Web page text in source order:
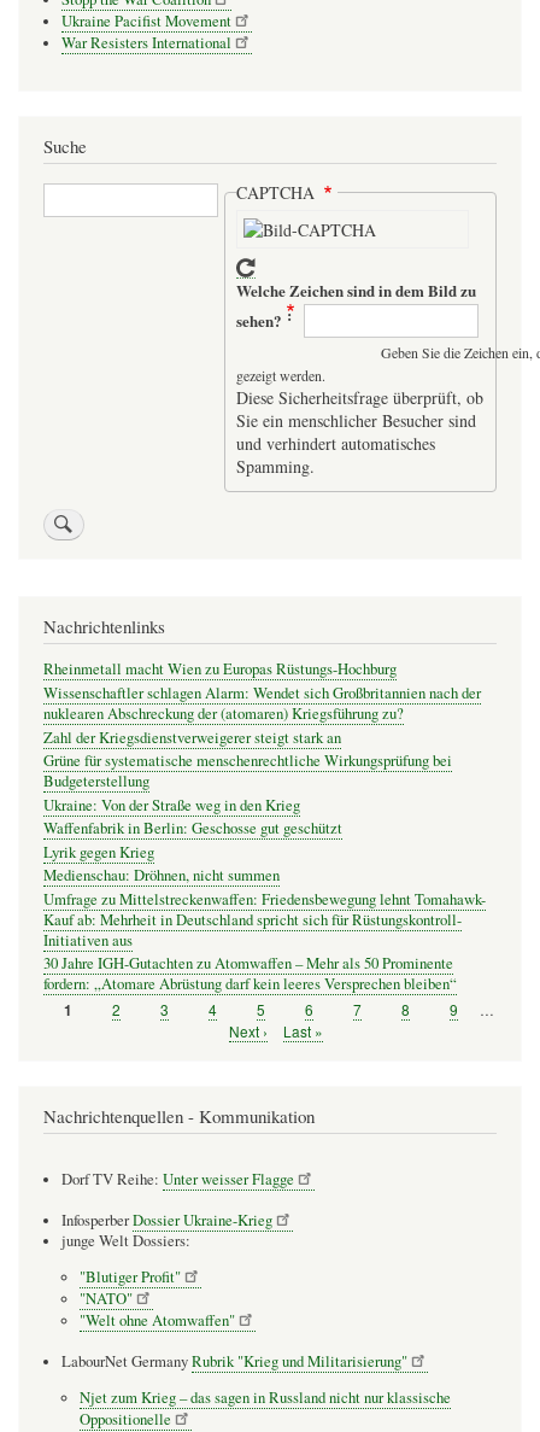
Ukraine Pacifist Movement
War Resisters International
Suche
Suche CAPTCHA
Welche Zeichen sind in dem Bild zu
sehen?
Geben Sie die Zeichen
gezeigt werden.
Diese Sicherheitsfrage überprüft, ob
Sie ein menschlicher Besucher sind
und verhindert automatisches
Spamming.
Nachrichtenlinks
Rheinmetall macht Wien zu Europas Rüstungs-Hochburg
Wissenschaftler schlagen Alarm: Wendet sich Großbritannien nach der
nuklearen Abschreckung der (atomaren) Kriegsführung zu?
Zahl der Kriegsdienstverweigerer steigt stark an
Grüne für systematische menschenrechtliche Wirkungsprüfung bei
Budgeterstellung
Ukraine: Von der Straße weg in den Krieg
Waffenfabrik in Berlin: Geschosse gut geschützt
Lyrik gegen Krieg
Medienschau: Dröhnen, nicht summen
Umfrage zu Mittelstreckenwaffen: Friedensbewegung lehnt Tomahawk-
Kauf ab: Mehrheit in Deutschland spricht sich für Rüstungskontroll-
Initiativen aus
30 Jahre IGH-Gutachten zu Atomwaffen – Mehr als 50 Prominente
fordern: „Atomare Abrüstung darf kein leeres Versprechen bleiben“
Seitennummerierung
Seite
1 Seite
2 Seite
3 Seite
4 Seite
5 Seite
6 Seite
7 Seite
8 Seite
9
…
Nächste
Next ›
Letzte
Last »
Nachrichtenquellen - Kommunikation
Dorf TV Reihe: Unter weisser Flagge
InfosperberDossier Ukraine-Krieg
junge Welt Dossiers:
"Blutiger Profit"
"NATO"
"Welt ohne Atomwaffen"
LabourNet GermanyRubrik "Krieg und Militarisierung"
Njet zum Krieg – das sagen in Russland nicht nur klassische
Oppositionelle